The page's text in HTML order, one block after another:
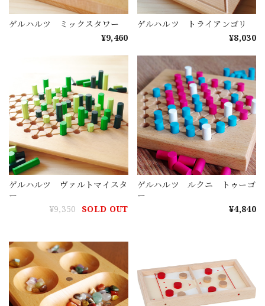
ゲルハルツ ミックスタワー
¥9,460
ゲルハルツ トライアンゴリ
¥8,030
ゲルハルツ ヴァルトマイスタ
ー
¥9,350
SOLD OUT
ゲルハルツ ルクニ トゥーゴ
ー
¥4,840